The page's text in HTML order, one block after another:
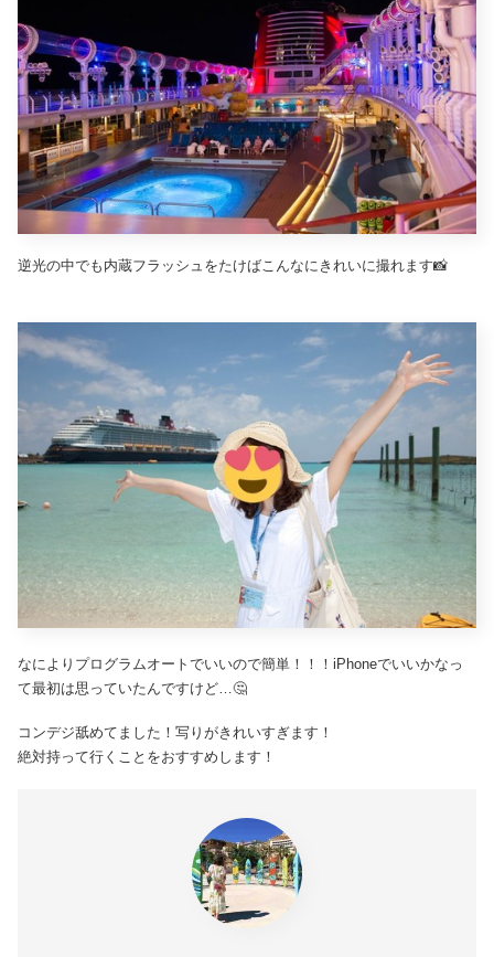
逆光の中でも内蔵フラッシュをたけばこんなにきれいに撮れます📸
なによりプログラムオートでいいので簡単！！！iPhoneでいいかなっ
て最初は思っていたんですけど…🤔
コンデジ舐めてました！写りがきれいすぎます！
絶対持って行くことをおすすめします！